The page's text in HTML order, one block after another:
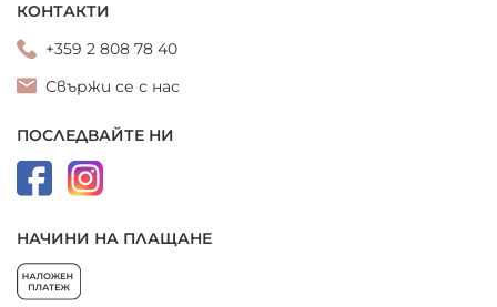
КОНТАКТИ
+359 2 808 78 40
Свържи се с нас
ПОСЛЕДВАЙТЕ НИ
НАЧИНИ НА ПЛАЩАНЕ